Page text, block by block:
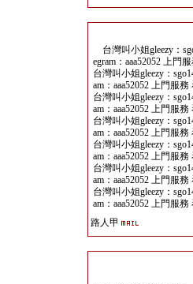
台灣叫小姐gleezy：
egram：aaa52052 上門
台灣叫小姐gleezy：
am：aaa52052 上門服
台灣叫小姐gleezy：
am：aaa52052 上門服
台灣叫小姐gleezy：
am：aaa52052 上門服
台灣叫小姐gleezy：
am：aaa52052 上門服
台灣叫小姐gleezy：
am：aaa52052 上門服
台灣叫小姐gleezy：
am：aaa52052 上門服
路人甲